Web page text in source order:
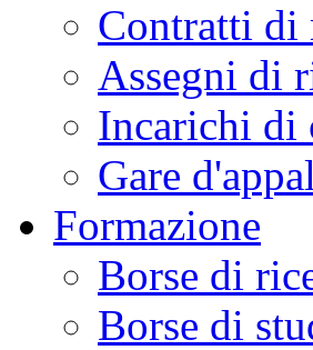
Contratti di
Assegni di
Incarichi di
Gare
Formazione
Borse di
Borse di